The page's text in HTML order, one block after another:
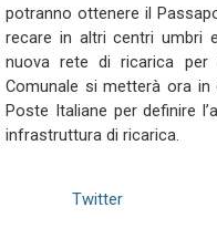
potranno ottenere il
recare in altri centri umbri
nuova rete di ricarica per
Comunale si metterà ora
Poste Italiane per definire
infrastruttura di ricarica.
Twitter